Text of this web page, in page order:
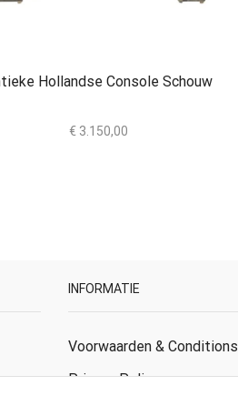
Hollandse Console Schouw
€ 3.150,00
INFORMATIE
Voorwaarden & Conditions
Privacy Policy